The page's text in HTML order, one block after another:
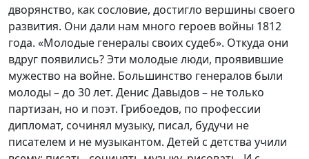
дворянство, как сословие, достигло вершины своего
развития. Они дали нам много героев войны 1812
года. «Молодые генералы своих судеб». Откуда они
вдруг появились? Эти молодые люди, проявившие
мужество на войне. Большинство генералов были
молоды – до 30 лет. Денис Давыдов – не только
партизан, но и поэт. Грибоедов, по профессии
дипломат, сочинял музыку, писал, будучи не
писателем и не музыкантом. Детей с детства учили